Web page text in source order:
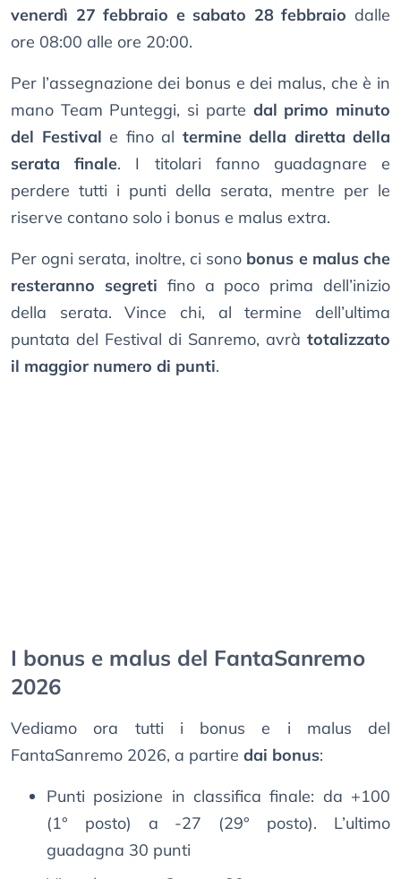
venerdì 27 febbraio e sabato 28 febbraio dalle
ore 08:00 alle ore 20:00.
Per l’assegnazione dei bonus e dei malus, che è in
mano Team Punteggi, si parte dal primo minuto
del Festival e fino al termine della diretta della
serata finale. I titolari fanno guadagnare e
perdere tutti i punti della serata, mentre per le
riserve contano solo i bonus e malus extra.
Per ogni serata, inoltre, ci sono bonus e malus che
resteranno segreti fino a poco prima dell’inizio
della serata. Vince chi, al termine dell’ultima
puntata del Festival di Sanremo, avrà totalizzato
il maggior numero di punti.
I bonus e malus del FantaSanremo
2026
Vediamo ora tutti i bonus e i malus del
FantaSanremo 2026, a partire dai bonus:
Punti posizione in classifica finale: da +100
(1° posto) a -27 (29° posto). L’ultimo
guadagna 30 punti